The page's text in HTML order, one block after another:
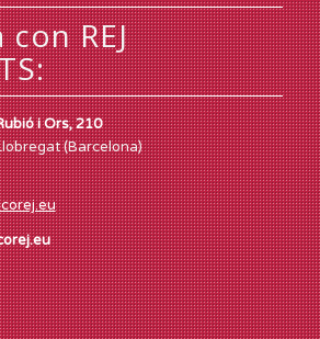
REJ
i Ors, 210
(Barcelona)